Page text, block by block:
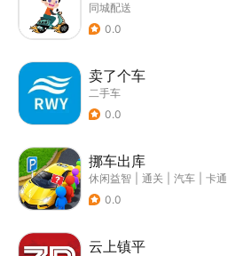
同城配送
0.0
卖了个车
二手车
0.0
挪车出库
休闲益智 通关 汽车
卡通
0.0
云上镇平